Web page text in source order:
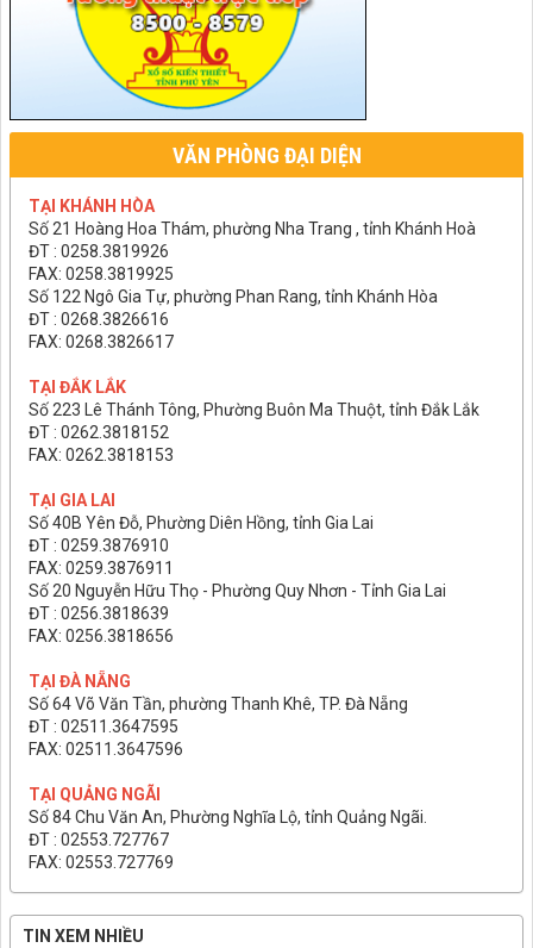
VĂN PHÒNG ĐẠI DIỆN
TẠI KHÁNH HÒA
Số 21 Hoàng Hoa Thám, phường Nha Trang , tỉnh Khánh Hoà
ĐT : 0258.3819926
FAX: 0258.3819925
Số 122 Ngô Gia Tự, phường Phan Rang, tỉnh Khánh Hòa
ĐT : 0268.3826616
FAX: 0268.3826617
TẠI ĐẮK LẮK
Số 223 Lê Thánh Tông, Phường Buôn Ma Thuột, tỉnh Đắk Lắk
ĐT : 0262.3818152
FAX: 0262.3818153
TẠI GIA LAI
Số 40B Yên Đỗ, Phường Diên Hồng, tỉnh Gia Lai
ĐT : 0259.3876910
FAX: 0259.3876911
Số 20 Nguyễn Hữu Thọ - Phường Quy Nhơn - Tỉnh Gia Lai
ĐT : 0256.3818639
FAX: 0256.3818656
TẠI ĐÀ NẴNG
Số 64 Võ Văn Tần, phường Thanh Khê, TP. Đà Nẵng
ĐT : 02511.3647595
FAX: 02511.3647596
TẠI QUẢNG NGÃI
Số 84 Chu Văn An, Phường Nghĩa Lộ, tỉnh Quảng Ngãi.
ĐT : 02553.727767
FAX: 02553.727769
TIN XEM NHIỀU